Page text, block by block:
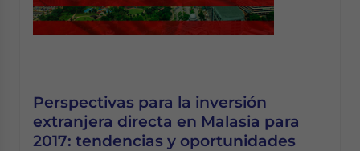
Perspectivas para la inversión
extranjera directa en Malasia para
2017: tendencias y oportunidades